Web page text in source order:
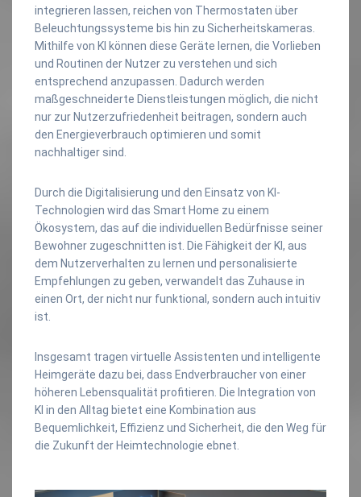
integrieren lassen, reichen von Thermostaten über
Beleuchtungssysteme bis hin zu Sicherheitskameras.
Mithilfe von KI können diese Geräte lernen, die Vorlieben
und Routinen der Nutzer zu verstehen und sich
entsprechend anzupassen. Dadurch werden
maßgeschneiderte Dienstleistungen möglich, die nicht
nur zur Nutzerzufriedenheit beitragen, sondern auch
den Energieverbrauch optimieren und somit
nachhaltiger sind.
Durch die Digitalisierung und den Einsatz von KI-
Technologien wird das Smart Home zu einem
Ökosystem, das auf die individuellen Bedürfnisse seiner
Bewohner zugeschnitten ist. Die Fähigkeit der KI, aus
dem Nutzerverhalten zu lernen und personalisierte
Empfehlungen zu geben, verwandelt das Zuhause in
einen Ort, der nicht nur funktional, sondern auch intuitiv
ist.
Insgesamt tragen virtuelle Assistenten und intelligente
Heimgeräte dazu bei, dass Endverbraucher von einer
höheren Lebensqualität profitieren. Die Integration von
KI in den Alltag bietet eine Kombination aus
Bequemlichkeit, Effizienz und Sicherheit, die den Weg für
die Zukunft der Heimtechnologie ebnet.